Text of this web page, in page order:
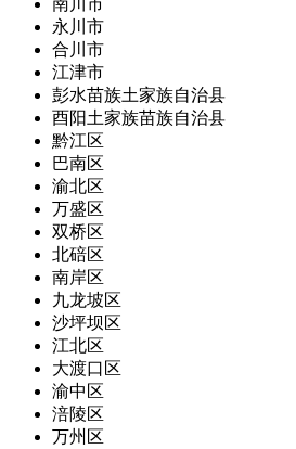
南川市
永川市
合川市
江津市
彭水苗族土家族自治县
酉阳土家族苗族自治县
黔江区
巴南区
渝北区
万盛区
双桥区
北碚区
南岸区
九龙坡区
沙坪坝区
江北区
大渡口区
渝中区
涪陵区
万州区